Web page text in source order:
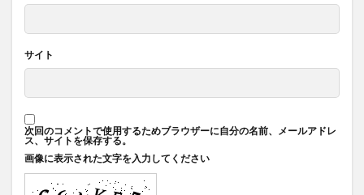
サイト
次回のコメントで使用するためブラウザーに自分の名前、メールアドレ
ス、サイトを保存する。
画像に表示された文字を入力してください